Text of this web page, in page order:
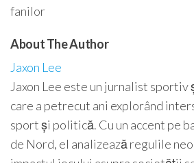
fanilor
About The Author
Jaxon Lee
Jaxon Lee este un jurnalist sportiv
care a petrecut ani explorând
sport și politică. Cu un accent pe
de Nord, el analizează regulile